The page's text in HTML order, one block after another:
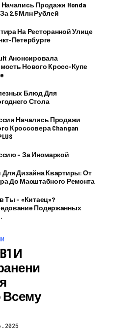
И
Всему
Продажи Honda
За 2,5 Млн Рублей
На Ресторанной Улице
Петербурге
Анонсировала
Нового Кросс-Купе
Блюд Для
Стола
Начались Продажи
Кроссовера Changan
– За Иномаркой
Для Дизайна Квартиры: От
До Масштабного Ремонта
Ты – «китаец»?
Подержанных